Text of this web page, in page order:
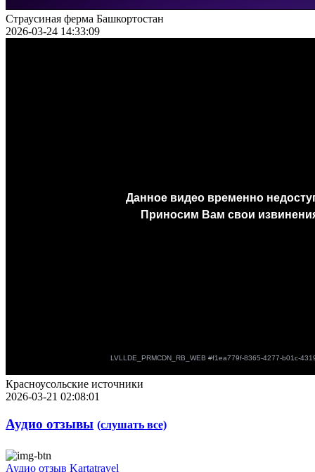
Страусиная ферма Башкортостан
2026-03-24 14:33:09
Красноусольские источники
2026-03-21 02:08:01
Аудио отзывы (слушать все)
Аудио отзыв Kartatravel